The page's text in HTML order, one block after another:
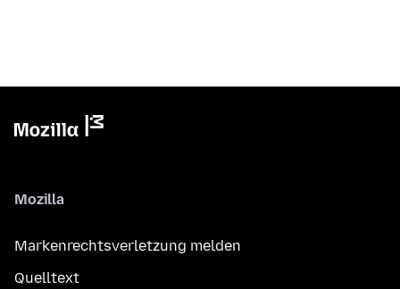
Mozilla
Markenrechtsverletzung melden
Quelltext